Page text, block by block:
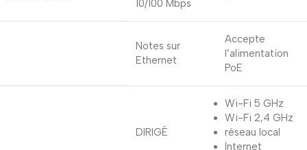
10/100 Mbps
Notes sur
Ethernet
Accepte
l’alimentation
PoE
DIRIGÉ
Wi-Fi 5 GHz
Wi-Fi 2,4 GHz
réseau local
Internet